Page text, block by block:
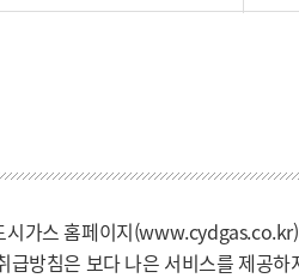
시가스 홈페이지(
급방침은 보다 나은 서비스를 제공